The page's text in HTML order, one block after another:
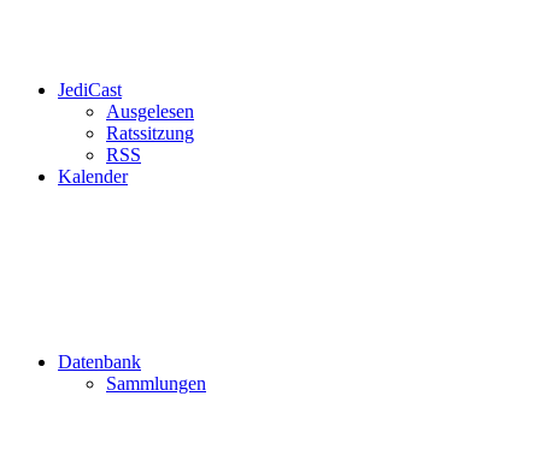
JediCast
Ausgelesen
Ratssitzung
RSS
Kalender
Datenbank
Sammlungen